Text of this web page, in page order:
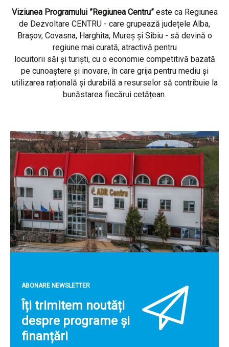
Viziunea Programului ”Regiunea Centru”este ca Regiunea
de Dezvoltare CENTRU - care grupează județele Alba,
Brașov, Covasna, Harghita, Mureș și Sibiu - să devină o
regiune mai curată, atractivă pentru
locuitorii săi și turiști, cu o economie competitivă bazată
pe cunoaștere și inovare, în care grija pentru mediu și
utilizarea rațională și durabilă a resurselor să contribuie la
bunăstarea fiecărui cetățean.
ABONARE NEWSLETTER
Îți trimitem noutăți
despre programe și
finanțări